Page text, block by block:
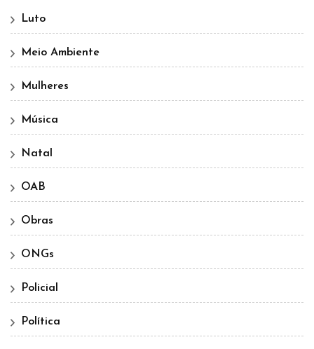
Luto
Meio Ambiente
Mulheres
Música
Natal
OAB
Obras
ONGs
Policial
Política